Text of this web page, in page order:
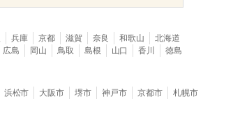
兵庫 京都 滋賀 奈良 和歌山
北海道
広島 岡山 鳥取 島根 山口 香川
徳島
浜松市 大阪市 堺市 神戸市 京都市
札幌市